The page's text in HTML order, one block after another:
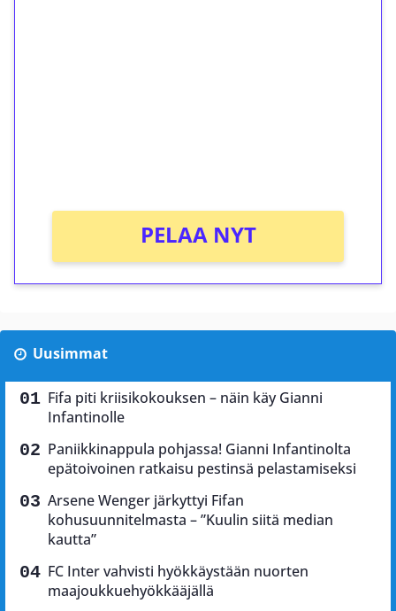
PELAA NYT
Uusimmat
Fifa piti kriisikokouksen – näin käy Gianni
Infantinolle
Paniikkinappula pohjassa! Gianni Infantinolta
epätoivoinen ratkaisu pestinsä pelastamiseksi
Arsene Wenger järkyttyi Fifan
kohusuunnitelmasta – ”Kuulin siitä median
kautta”
FC Inter vahvisti hyökkäystään nuorten
maajoukkuehyökkääjällä